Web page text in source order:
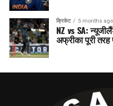
क्रिकेट 5 months ago
NZ vs SA:
अफ्रीका पूरी